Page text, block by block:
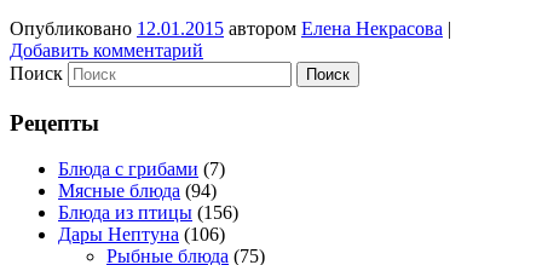
Опубликовано 12.01.2015 автором Елена Некрасова |
Добавить комментарий
Поиск
Рецепты
Блюда с грибами (7)
Мясные блюда (94)
Блюда из птицы (156)
Дары Нептуна (106)
Рыбные блюда (75)